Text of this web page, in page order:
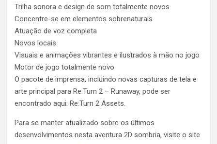
Trilha sonora e design de som totalmente novos
Concentre-se em elementos sobrenaturais
Atuação de voz completa
Novos locais
Visuais e animações vibrantes e ilustrados à mão no jogo
Motor de jogo totalmente novo
O pacote de imprensa, incluindo novas capturas de tela e
arte principal para Re:Turn 2 – Runaway, pode ser
encontrado aqui: Re:Turn 2 Assets.
Para se manter atualizado sobre os últimos
desenvolvimentos nesta aventura 2D sombria, visite o site